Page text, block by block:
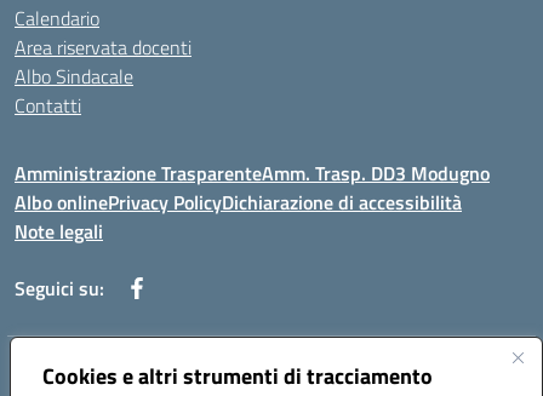
Cookies e altri strumenti di tracciamento
Calendario
Area riservata docenti
Albo Sindacale
Contatti
Amministrazione TrasparenteAmm. Trasp. DD3 Modugno
Albo onlinePrivacy PolicyDichiarazione di accessibilità
Note legali
Seguici su:
Indirizzo:Via Magna Grecia, 1 - 70026 Modugno (Bari)